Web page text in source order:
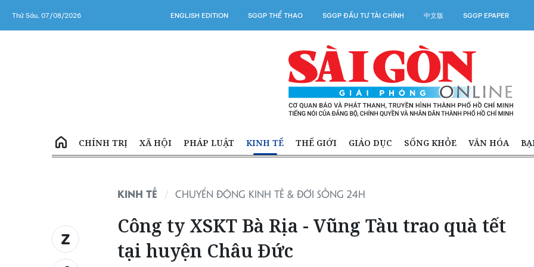
Thứ Sáu, 07/08/2026 ENGLISH EDITION SGGP THỂ THAO SGGP ĐẦU TƯ TÀI CHÍNH 中文版 SGGP EPAPER
CHÍNH TRỊ XÃ HỘI PHÁP LUẬT KINH TẾ THẾ GIỚI GIÁO DỤC SỐNG KHỎE VĂN HÓA
KINH TẾ CHUYỂN ĐỘNG KINH TẾ & ĐỜI SỐNG 24H
Công ty XSKT Bà Rịa - Vũng Tàu trao quà tết
tại huyện Châu Đức